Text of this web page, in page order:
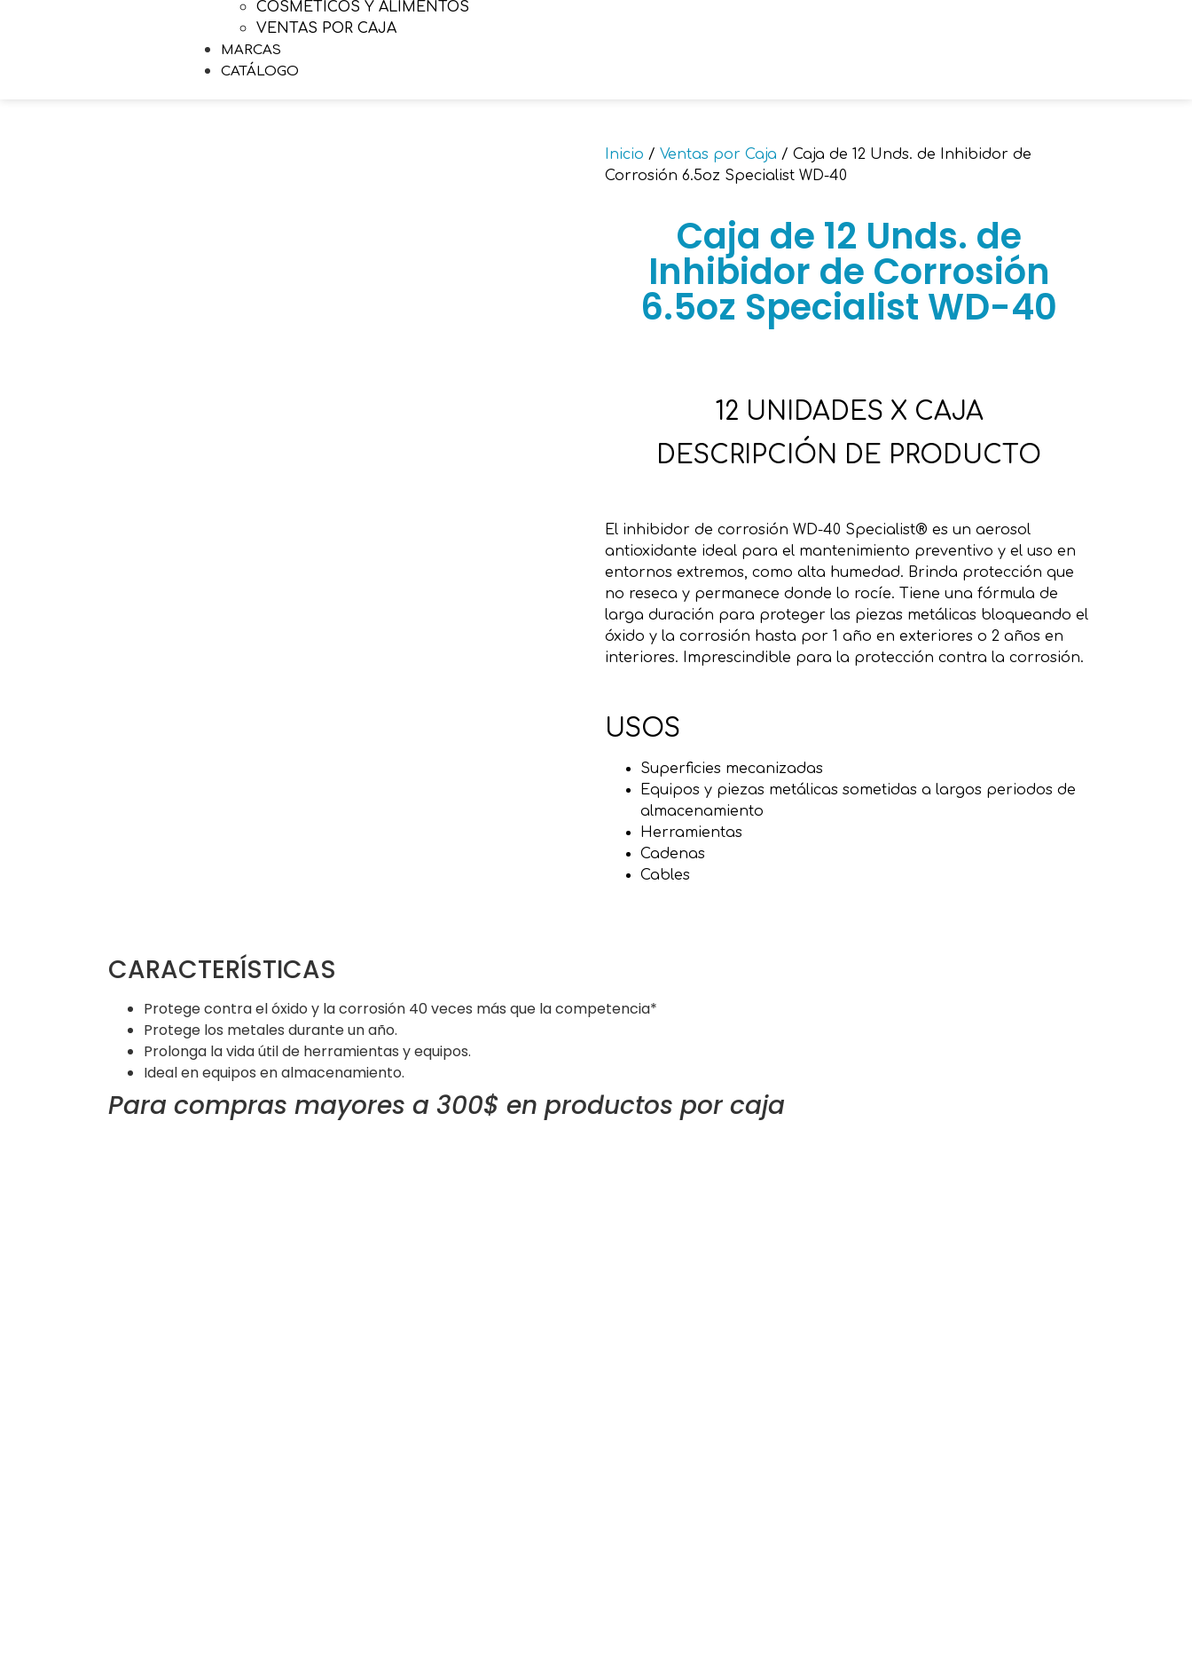
COSMÉTICOS Y ALIMENTOS
VENTAS POR CAJA
MARCAS
CATÁLOGO
Inicio / Ventas por Caja / Caja de 12 Unds. de Inhibidor de
Corrosión 6.5oz Specialist WD-40
Caja de 12 Unds. de
Inhibidor de Corrosión
6.5oz Specialist WD-40
12 UNIDADES X CAJA
DESCRIPCIÓN DE PRODUCTO
El inhibidor de corrosión WD-40 Specialist® es un aerosol
antioxidante ideal para el mantenimiento preventivo y el uso en
entornos extremos, como alta humedad. Brinda protección que
no reseca y permanece donde lo rocíe. Tiene una fórmula de
larga duración para proteger las piezas metálicas bloqueando el
óxido y la corrosión hasta por 1 año en exteriores o 2 años en
interiores. Imprescindible para la protección contra la corrosión.
USOS
Superficies mecanizadas
Equipos y piezas metálicas sometidas a largos periodos de
almacenamiento
Herramientas
Cadenas
Cables
CARACTERÍSTICAS
Protege contra el óxido y la corrosión 40 veces más que la competencia*
Protege los metales durante un año.
Prolonga la vida útil de herramientas y equipos.
Ideal en equipos en almacenamiento.
Para compras mayores a 300$ en productos por caja